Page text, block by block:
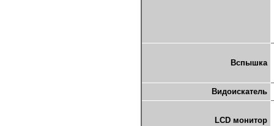
Вспышка
Видоискатель
LCD монитор